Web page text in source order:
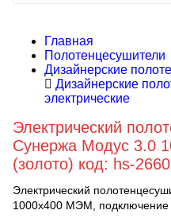
Главная
Полотенцесушители
Дизайнерские
Дизайнерские
электрические
Электрический
Сунержа Модус 3.0
(золото) код: hs-2660
Электрический
1000х400 МЭМ, подключение